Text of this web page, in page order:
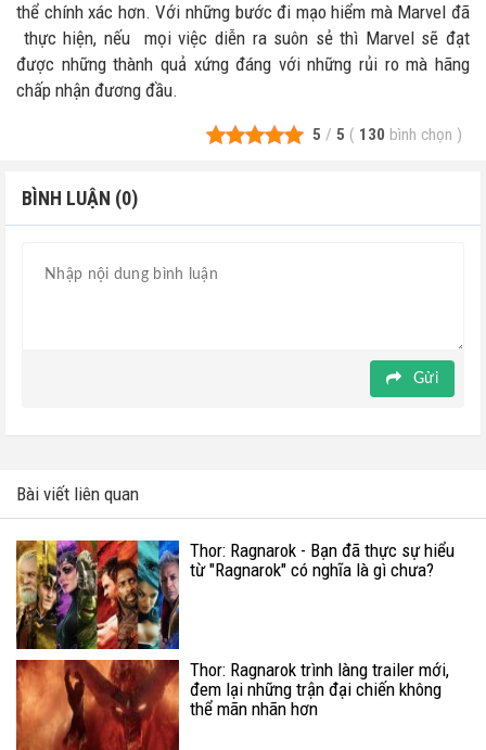
thể chính xác hơn. Với những bước đi mạo hiểm mà Marvel đã
thực hiện, nếu mọi việc diễn ra suôn sẻ thì Marvel sẽ đạt
được những thành quả xứng đáng với những rủi ro mà hãng
chấp nhận đương đầu.
5 / 5 ( 130 bình chọn )
BÌNH LUẬN (0)
Gửi
Bài viết liên quan
Thor: Ragnarok - Bạn đã thực sự hiểu
từ "Ragnarok" có nghĩa là gì chưa?
Thor: Ragnarok trình làng trailer mới,
đem lại những trận đại chiến không
thể mãn nhãn hơn